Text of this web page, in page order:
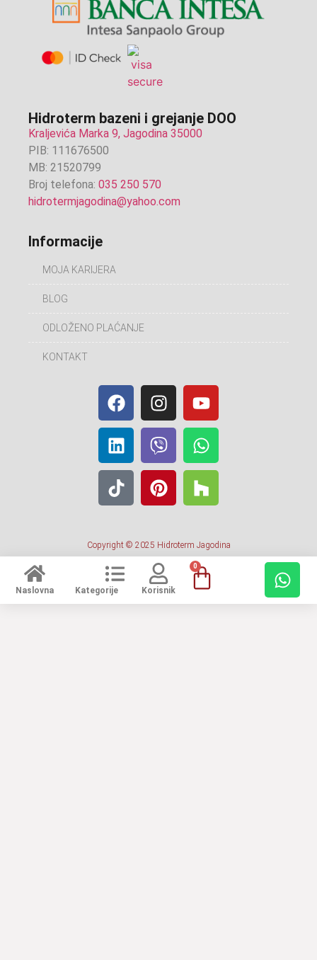
Hidroterm bazeni i grejanje DOO
Kraljevića Marka 9, Jagodina 35000
PIB: 111676500
MB: 21520799
Broj telefona: 035 250 570
hidrotermjagodina@yahoo.com
Informacije
MOJA KARIJERA
BLOG
ODLOŽENO PLAĆANJE
KONTAKT
Copyright © 2025 Hidroterm Jagodina
Naslovna Kategorije Korisnik
0